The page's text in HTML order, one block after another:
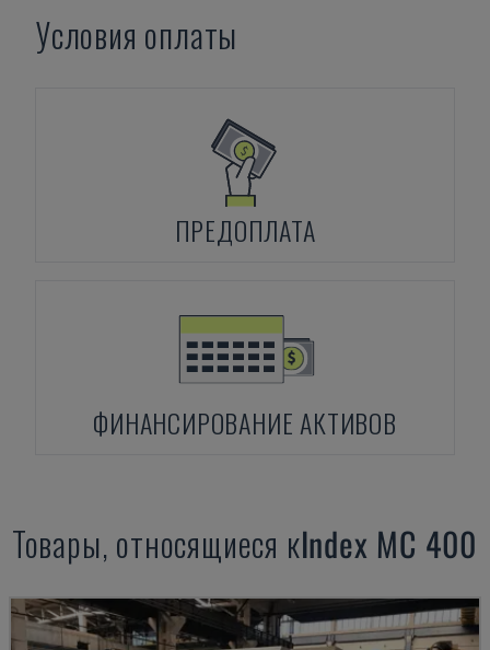
Условия оплаты
ПРЕДОПЛАТА
ФИНАНСИРОВАНИЕ АКТИВОВ
Товары, относящиеся кIndex MC 400